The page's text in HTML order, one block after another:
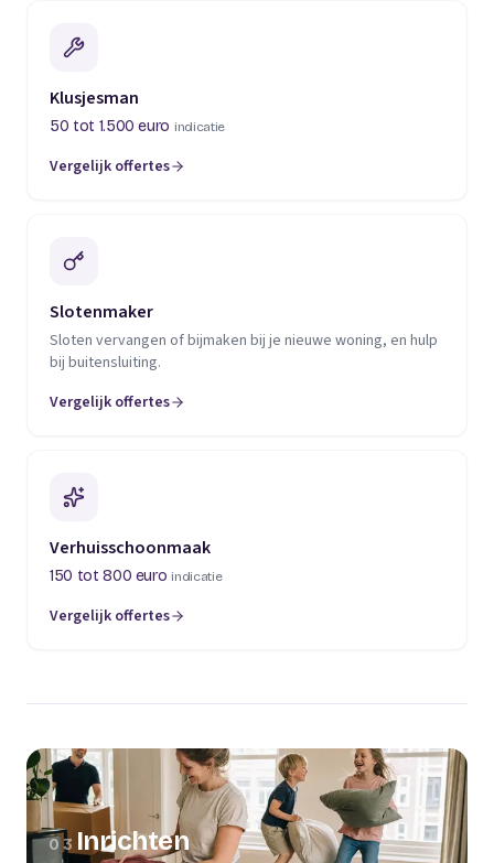
Klusjesman
50 tot 1.500 euro indicatie
Vergelijk offertes
(opent in een nieuw tabblad)
Slotenmaker
Sloten vervangen of bijmaken bij je nieuwe woning, en hulp
bij buitensluiting.
Vergelijk offertes
(opent in een nieuw tabblad)
Verhuisschoonmaak
150 tot 800 euro indicatie
Vergelijk offertes
(opent in een nieuw tabblad)
03 Inrichten